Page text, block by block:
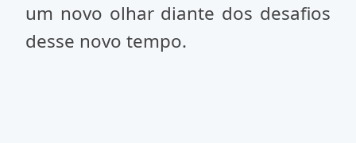
um novo olhar diante dos desafios
desse novo tempo.